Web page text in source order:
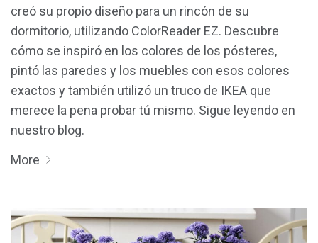
creó su propio diseño para un rincón de su
dormitorio, utilizando ColorReader EZ. Descubre
cómo se inspiró en los colores de los pósteres,
pintó las paredes y los muebles con esos colores
exactos y también utilizó un truco de IKEA que
merece la pena probar tú mismo. Sigue leyendo en
nuestro blog.
More